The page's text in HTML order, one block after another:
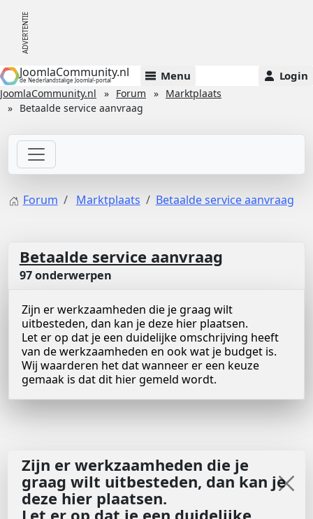
JoomlaCommunity.nl
de Nederlandstalige Joomla!-portal Menu Login
JoomlaCommunity.nl Forum
Marktplaats
Betaalde service aanvraag
Forum Marktplaats Betaalde service aanvraag
Betaalde service aanvraag
97 onderwerpen
Zijn er werkzaamheden die je graag wilt
uitbesteden, dan kan je deze hier plaatsen.
Let er op dat je een duidelijke omschrijving heeft
van de werkzaamheden en ook wat je budget is.
Wij waarderen het dat wanneer er een keuze
gemaak is dat dit hier gemeld wordt.
Zijn er werkzaamheden die je
graag wilt uitbesteden, dan kan je
deze hier plaatsen.